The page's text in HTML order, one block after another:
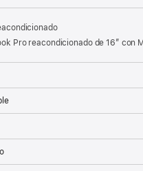
reacondicionado de 16″ con M4 Max, CPU de 14